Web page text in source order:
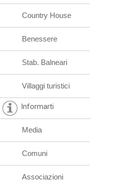
Country House
Benessere
Stab. Balneari
Villaggi turistici
Informarti
Media
Comuni
Associazioni